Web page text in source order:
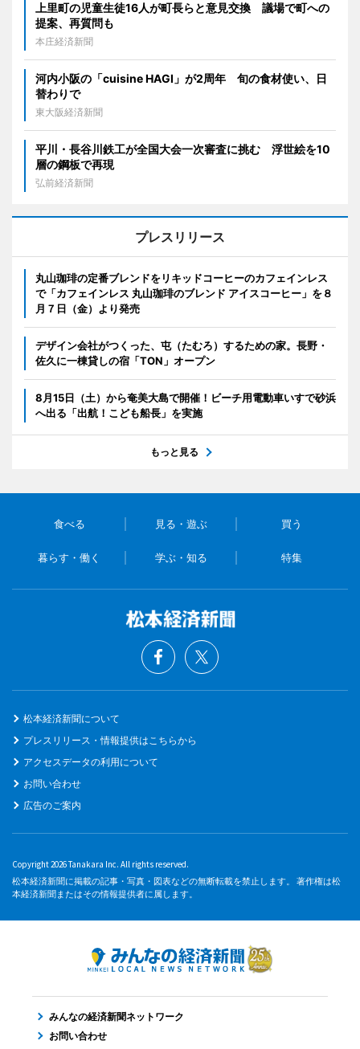
上里町の児童生徒16人が町長らと意見交換 議場で町への
提案、再質問も
本庄経済新聞
河内小阪の「cuisine HAGI」が2周年 旬の食材使い、日
替わりで
東大阪経済新聞
平川・長谷川鉄工が全国大会一次審査に挑む 浮世絵を10
層の鋼板で再現
弘前経済新聞
プレスリリース
丸山珈琲の定番ブレンドをリキッドコーヒーのカフェインレス
で「カフェインレス 丸山珈琲のブレンド アイスコーヒー」を８
月７日（金）より発売
デザイン会社がつくった、屯（たむろ）するための家。長野・
佐久に一棟貸しの宿「TON」オープン
8月15日（土）から奄美大島で開催！ビーチ用電動車いすで砂浜
へ出る「出航！こども船長」を実施
もっと見る
食べる 見る・遊ぶ 買う
暮らす・働く 学ぶ・知る 特集
松本経済新聞について
プレスリリース・情報提供はこちらから
アクセスデータの利用について
お問い合わせ
広告のご案内
Copyright 2026 Tanakara Inc. All rights reserved.
松本経済新聞に掲載の記事・写真・図表などの無断転載を禁止します。 著作権は松
本経済新聞またはその情報提供者に属します。
みんなの経済新聞ネットワーク
お問い合わせ